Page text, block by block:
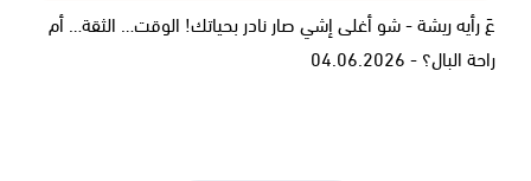
عَ رأيه ريشة - شو أغلى إشي صار نادر بحياتك! الوقت… الثقة… أم
راحة البال؟ - 04.06.2026